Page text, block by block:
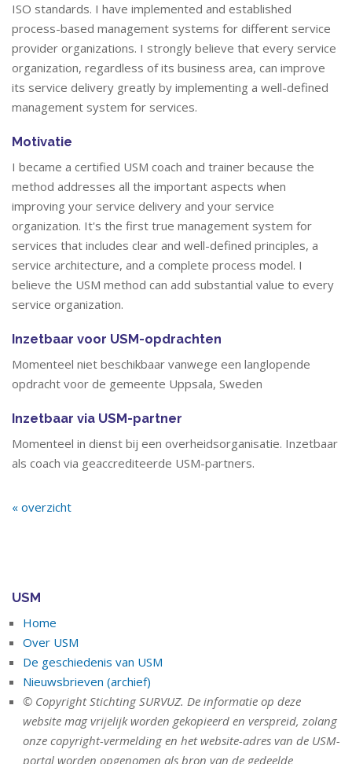
ISO standards. I have implemented and established
process-based management systems for different service
provider organizations. I strongly believe that every service
organization, regardless of its business area, can improve
its service delivery greatly by implementing a well-defined
management system for services.
Motivatie
I became a certified USM coach and trainer because the
method addresses all the important aspects when
improving your service delivery and your service
organization. It's the first true management system for
services that includes clear and well-defined principles, a
service architecture, and a complete process model. I
believe the USM method can add substantial value to every
service organization.
Inzetbaar voor USM-opdrachten
Momenteel niet beschikbaar vanwege een langlopende
opdracht voor de gemeente Uppsala, Sweden
Inzetbaar via USM-partner
Momenteel in dienst bij een overheidsorganisatie. Inzetbaar
als coach via geaccrediteerde USM-partners.
« overzicht
USM
Home
Over USM
De geschiedenis van USM
Nieuwsbrieven (archief)
© Copyright Stichting SURVUZ. De informatie op deze
website mag vrijelijk worden gekopieerd en verspreid, zolang
onze copyright-vermelding en het website-adres van de USM-
portal worden opgenomen als bron van de gedeelde